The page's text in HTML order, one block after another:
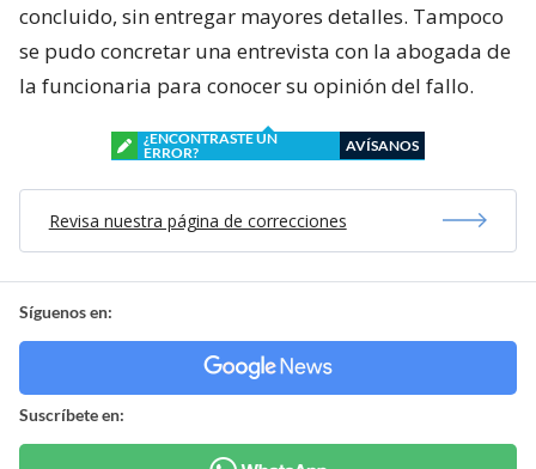
concluido, sin entregar mayores detalles. Tampoco
se pudo concretar una entrevista con la abogada de
la funcionaria para conocer su opinión del fallo.
¿ENCONTRASTE UN
ERROR?
AVÍSANOS
Revisa nuestra página de correcciones
Síguenos en:
Suscríbete en: